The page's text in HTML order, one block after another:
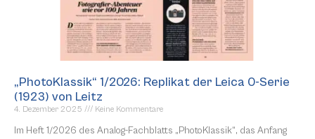
„PhotoKlassik“ 1/2026: Replikat der Leica 0-Serie
(1923) von Leitz
4. Dezember 2025 Keine Kommentare
Im Heft 1/2026 des Analog-Fachblatts „PhotoKlassik“, das Anfang